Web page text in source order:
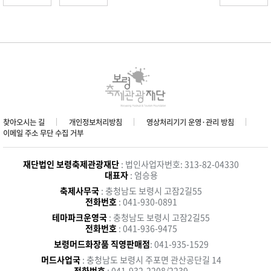
찾아오시는 길 개인정보처리방침
영상처리기기 운영·관리 방침
이메일 주소 무단 수집 거부
재단법인 보령축제관광재단 : 법인사업자번호: 313-82-04330
대표자: 엄승용
축제사무국 : 충청남도 보령시 고잠2길55
전화번호 : 041-930-0891
테마파크운영국 : 충청남도 보령시 고잠2길55
전화번호 : 041-936-9475
보령머드화장품 직영판매점: 041-935-1529
머드사업국 : 충청남도 보령시 주포면 관산공단길 14